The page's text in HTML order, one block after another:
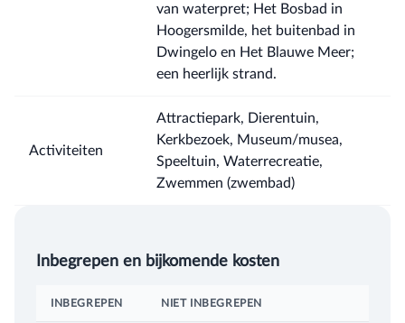
van waterpret; Het Bosbad in
Hoogersmilde, het buitenbad in
Dwingelo en Het Blauwe Meer;
een heerlijk strand.
Activiteiten
Attractiepark, Dierentuin,
Kerkbezoek, Museum/musea,
Speeltuin, Waterrecreatie,
Zwemmen (zwembad)
Inbegrepen en bijkomende kosten
INBEGREPEN NIET INBEGREPEN